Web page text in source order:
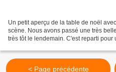
Un petit aperçu de la table de noël
scène. Nous avons passé une très
très tôt le lendemain. C'est reparti
< Page précédente